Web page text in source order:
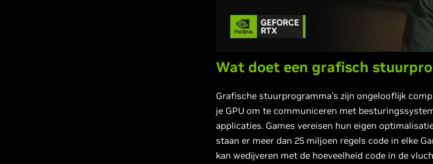
Wat doet een grafisch
Grafische stuurprogramma's zijn ongelooflijk
je GPU om te communiceren met
applicaties. Games vereisen hun eigen
staan er meer dan 25 miljoen regels code in elke
kan wedijveren met de hoeveelheid code in de